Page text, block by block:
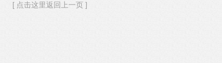
[ 点击这里返回上一页 ]